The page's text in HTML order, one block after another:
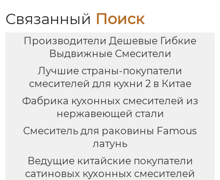
Связанный Поиск
Производители Дешевые Гибкие
Выдвижные Смесители
Лучшие страны-покупатели
смесителей для кухни 2 в Китае
Фабрика кухонных смесителей из
нержавеющей стали
Смеситель для раковины Famous
латунь
Ведущие китайские покупатели
сатиновых кухонных смесителей